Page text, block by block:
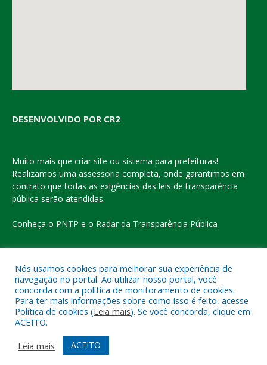
DESENVOLVIDO POR CR2
Muito mais que criar site ou sistema para prefeituras!
Realizamos uma assessoria completa, onde garantimos em
contrato que todas as exigências das leis de transparência
pública serão atendidas.
Conheça o PNTP e o Radar da Transparência Pública
Todos os direitos reservados a Prefeitura Municipal de Eldorado
do Carajás
Mapa do Site
Acessar o Webmail
Nós usamos cookies para melhorar sua experiência de
navegação no portal. Ao utilizar nosso portal, você
concorda com a política de monitoramento de cookies.
Para ter mais informações sobre como isso é feito, acesse
Política de cookies (Leia mais). Se você concorda, clique em
ACEITO.
Leia mais
ACEITO